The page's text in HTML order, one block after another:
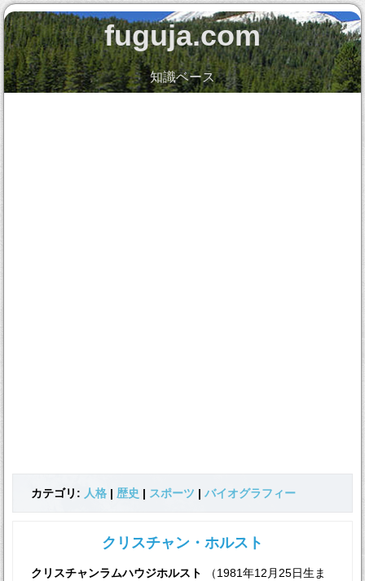
fuguja.com
知識ベース
カテゴリ: 人格 |歴史 | スポーツ |バイオグラフィー
クリスチャン・ホルスト
クリスチャンラムハウジホルスト
（1981年12月25日生ま